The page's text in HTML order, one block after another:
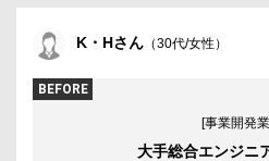
K・Hさん （30代/女性）
BEFORE
[事業開発
大手総合エンジニ